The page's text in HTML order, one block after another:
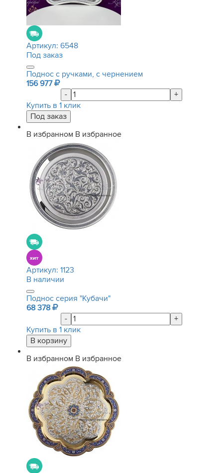
Артикул: 6548
Под заказ
Поднос с ручками, с чернением
156 977
-
+
Купить в 1 клик
В избранном В избранное
Артикул: 1123
В наличии
Поднос серия "Кубачи"
68 378
-
+
Купить в 1 клик
В избранном В избранное